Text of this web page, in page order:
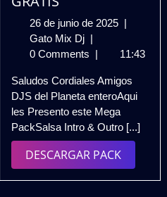
26 de junio de 2025 26
junio
2025
|
Gato Mix Dj PACK
SALSA
OUTRO
2023
(VOL.2)
GRATIS
|
0 Comments | 11:43
Saludos Cordiales Amigos
DJS del Planeta enteroAqui
les Presento este Mega
PackSalsa Intro & Outro [...]
DESCARGAR PACK
PACK